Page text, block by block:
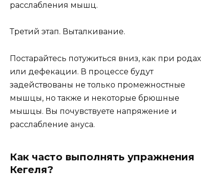
расслабления мышц.
Третий этап. Выталкивание.
Постарайтесь потужиться вниз, как при родах
или дефекации. В процессе будут
задействованы не только промежностные
мышцы, но также и некоторые брюшные
мышцы. Вы почувствуете напряжение и
расслабление ануса.
Как часто выполнять упражнения
Кегеля?